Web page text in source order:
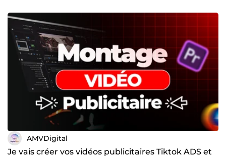
AMVDigital
Je vais créer vos vidéos publicitaires Tiktok ADS et